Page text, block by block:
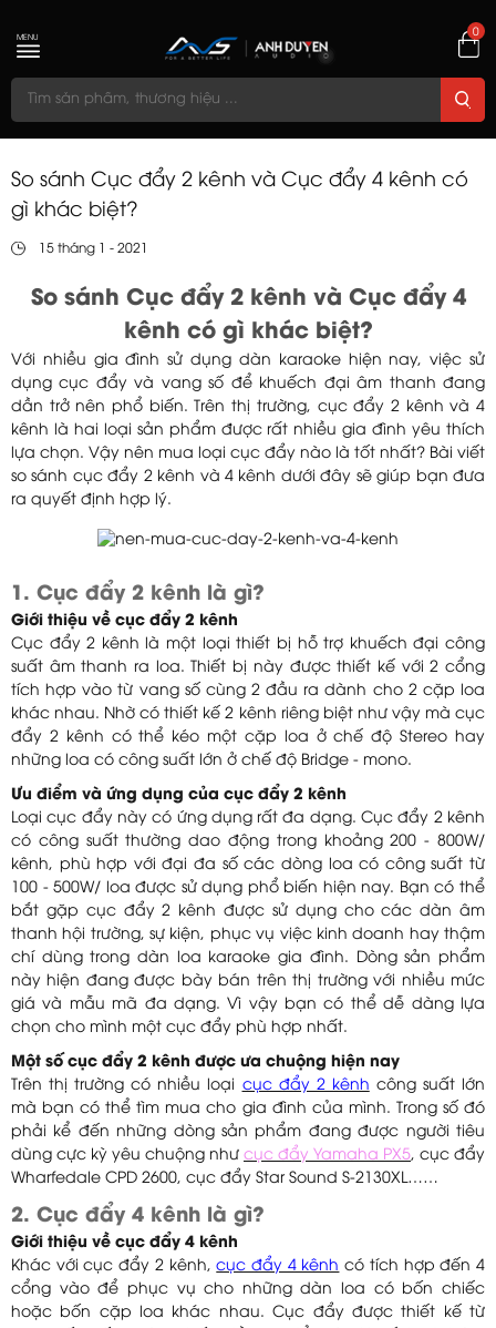
0
MENU
So sánh Cục đẩy 2 kênh và Cục đẩy 4 kênh có
gì khác biệt?
15 tháng 1 - 2021
So sánh Cục đẩy 2 kênh và Cục đẩy 4
kênh có gì khác biệt?
Với nhiều gia đình sử dụng dàn karaoke hiện nay, việc sử
dụng cục đẩy và vang số để khuếch đại âm thanh đang
dần trở nên phổ biến. Trên thị trường, cục đẩy 2 kênh và 4
kênh là hai loại sản phẩm được rất nhiều gia đình yêu thích
lựa chọn. Vậy nên mua loại cục đẩy nào là tốt nhất? Bài viết
so sánh cục đẩy 2 kênh và 4 kênh dưới đây sẽ giúp bạn đưa
ra quyết định hợp lý.
1. Cục đẩy 2 kênh là gì?
Giới thiệu về cục đẩy 2 kênh
Cục đẩy 2 kênh là một loại thiết bị hỗ trợ khuếch đại công
suất âm thanh ra loa. Thiết bị này được thiết kế với 2 cổng
tích hợp vào từ vang số cùng 2 đầu ra dành cho 2 cặp loa
khác nhau. Nhờ có thiết kế 2 kênh riêng biệt như vậy mà cục
đẩy 2 kênh có thể kéo một cặp loa ở chế độ Stereo hay
những loa có công suất lớn ở chế độ Bridge - mono.
Ưu điểm và ứng dụng của cục đẩy 2 kênh
Loại cục đẩy này có ứng dụng rất đa dạng. Cục đẩy 2 kênh
có công suất thường dao động trong khoảng 200 - 800W/
kênh, phù hợp với đại đa số các dòng loa có công suất từ
100 - 500W/ loa được sử dụng phổ biến hiện nay. Bạn có thể
bắt gặp cục đẩy 2 kênh được sử dụng cho các dàn âm
thanh hội trường, sự kiện, phục vụ việc kinh doanh hay thậm
chí dùng trong dàn loa karaoke gia đình. Dòng sản phẩm
này hiện đang được bày bán trên thị trường với nhiều mức
giá và mẫu mã đa dạng. Vì vậy bạn có thể dễ dàng lựa
chọn cho mình một cục đẩy phù hợp nhất.
Một số cục đẩy 2 kênh được ưa chuộng hiện nay
Trên thị trường có nhiều loại cục đẩy 2 kênh công suất lớn
mà bạn có thể tìm mua cho gia đình của mình. Trong số đó
phải kể đến những dòng sản phẩm đang được người tiêu
dùng cực kỳ yêu chuộng như cục đẩy Yamaha PX5, cục đẩy
Wharfedale CPD 2600, cục đẩy Star Sound S-2130XL……
2. Cục đẩy 4 kênh là gì?
Giới thiệu về cục đẩy 4 kênh
Khác với cục đẩy 2 kênh,cục đẩy 4 kênh có tích hợp đến 4
cổng vào để phục vụ cho những dàn loa có bốn chiếc
hoặc bốn cặp loa khác nhau. Cục đẩy được thiết kế từ